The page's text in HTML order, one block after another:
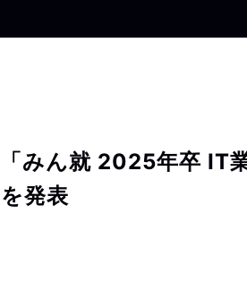
みん就 2025年卒 IT
発表